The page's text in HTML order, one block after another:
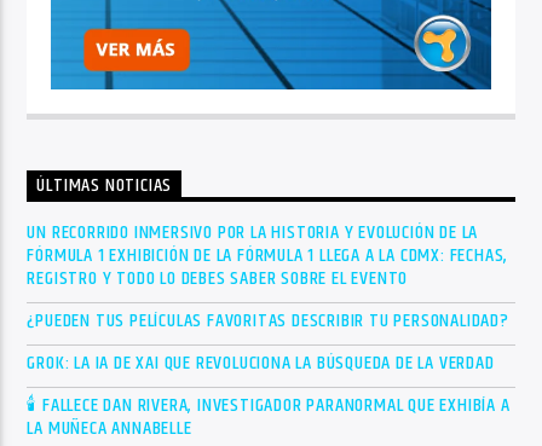
ÚLTIMAS NOTICIAS
UN RECORRIDO INMERSIVO POR LA HISTORIA Y EVOLUCIÓN DE LA
FÓRMULA 1 EXHIBICIÓN DE LA FÓRMULA 1 LLEGA A LA CDMX: FECHAS,
REGISTRO Y TODO LO DEBES SABER SOBRE EL EVENTO
¿PUEDEN TUS PELÍCULAS FAVORITAS DESCRIBIR TU PERSONALIDAD?
GROK: LA IA DE XAI QUE REVOLUCIONA LA BÚSQUEDA DE LA VERDAD
🕯 FALLECE DAN RIVERA, INVESTIGADOR PARANORMAL QUE EXHIBÍA A
LA MUÑECA ANNABELLE